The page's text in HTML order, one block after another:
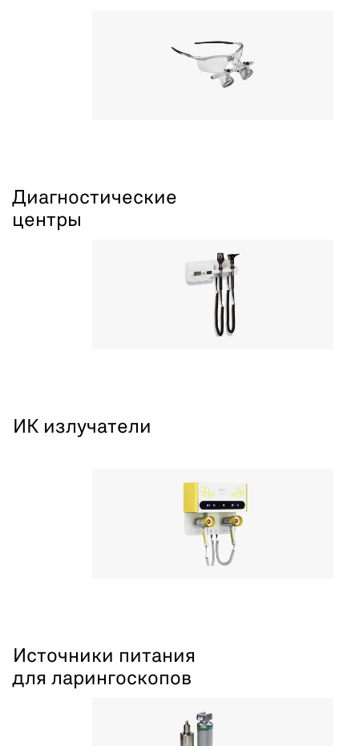
Диагностические
центры
ИК излучатели
Источники питания
для ларингоскопов